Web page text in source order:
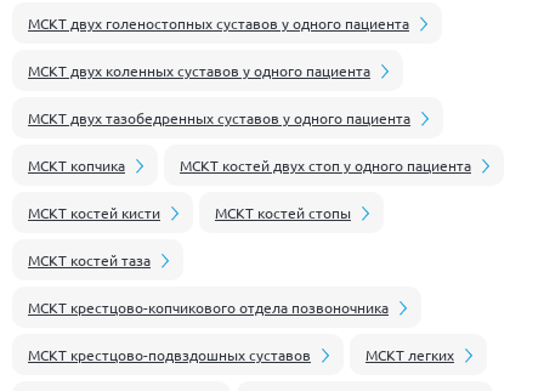
МСКТ двух голеностопных суставов у одного пациента
МСКТ двух коленных суставов у одного пациента
МСКТ двух тазобедренных суставов у одного пациента
МСКТ копчика МСКТ костей двух стоп у одного пациента
МСКТ костей кисти МСКТ костей стопы
МСКТ костей таза
МСКТ крестцово-копчикового отдела позвоночника
МСКТ крестцово-подвздошных суставов МСКТ легких